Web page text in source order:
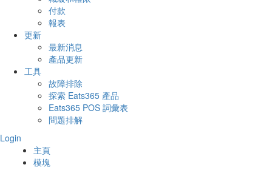
付款
報表
更新
最新消息
產品更新
工具
故障排除
探索 Eats365 產品
Eats365 POS 詞彙表
問題排解
Login
主頁
模塊